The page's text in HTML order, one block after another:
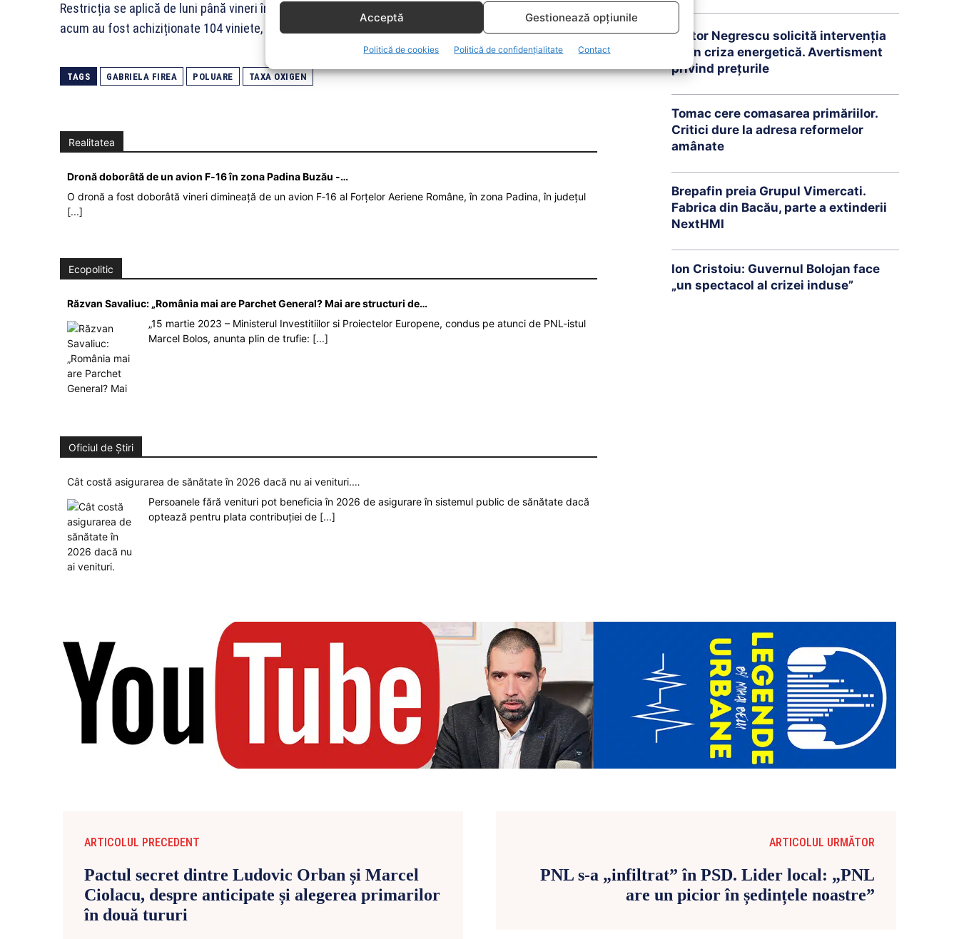
Acceptă Gestionează opțiunile
Politică de cookies Politică de confidențialitate Contact
Restricția se aplică de luni până vineri în intervalul 07:00-22:00, cu excepția sărbătorilor legale. Până
acum au fost achiziționate 104 viniete, potrivit primarului general.
TAGS GABRIELA FIREA POLUARE TAXA OXIGEN
Realitatea
Dronă doborâtă de un avion F‑16 în zona Padina Buzău -…
O dronă a fost doborâtă vineri dimineață de un avion F‑16 al Forțelor Aeriene Române, în zona Padina, în județul
[...]
Ecopolitic
Răzvan Savaliuc: „România mai are Parchet General? Mai are structuri de…
„15 martie 2023 – Ministerul Investitiilor si Proiectelor Europene, condus pe atunci de PNL-istul
Marcel Bolos, anunta plin de trufie: [...]
Oficiul de Știri
Cât costă asigurarea de sănătate în 2026 dacă nu ai venituri.…
Persoanele fără venituri pot beneficia în 2026 de asigurare în sistemul public de sănătate dacă
optează pentru plata contribuției de [...]
Victor Negrescu solicită intervenția
UE în criza energetică. Avertisment
privind prețurile
Tomac cere comasarea primăriilor.
Critici dure la adresa reformelor
amânate
Brepafin preia Grupul Vimercati.
Fabrica din Bacău, parte a extinderii
NextHMI
Ion Cristoiu: Guvernul Bolojan face
„un spectacol al crizei induse”
ARTICOLUL PRECEDENT
Pactul secret dintre Ludovic Orban și Marcel
Ciolacu, despre anticipate și alegerea primarilor
în două tururi
ARTICOLUL URMĂTOR
PNL s-a „infiltrat” în PSD. Lider local: „PNL
are un picior în ședințele noastre”